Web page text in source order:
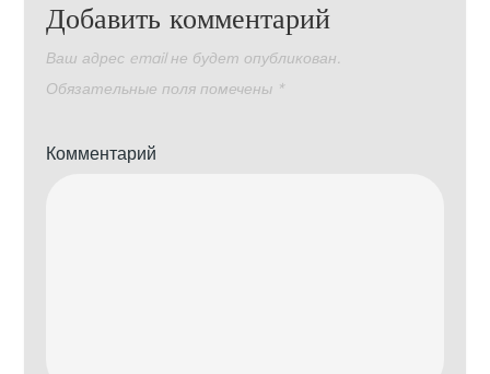
Добавить комментарий
Ваш адрес email не будет опубликован.
Обязательные поля помечены *
Комментарий